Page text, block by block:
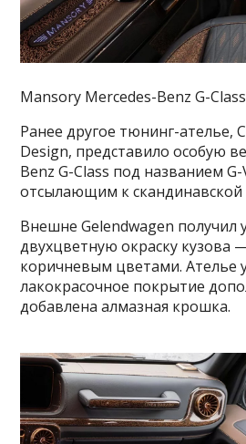
Mansory Mercedes-Benz G-
Ранее другое тюнинг-ателье,
Design, представило особую
Benz G-Class под названием
отсылающим к скандинавской
Внешне Gelendwagen получил
двухцветную окраску кузова
коричневым цветами. Ателье
лакокрасочное покрытие
добавлена алмазная крошка.